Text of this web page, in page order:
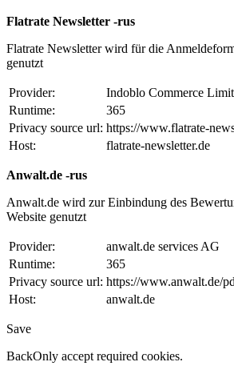
Flatrate Newsletter -rus
Flatrate Newsletter wird für die
genutzt
Provider:
Indoblo Commerce
Runtime:
365
Privacy source url: https://www.flatrate-
Host:
flatrate-newsletter.de
Anwalt.de -rus
Anwalt.de wird zur Einbindung des
Website genutzt
Provider:
anwalt.de services AG
Runtime:
365
Privacy source url: https://www.anwalt.de/
Host:
anwalt.de
Save
BackOnly accept required cookies.